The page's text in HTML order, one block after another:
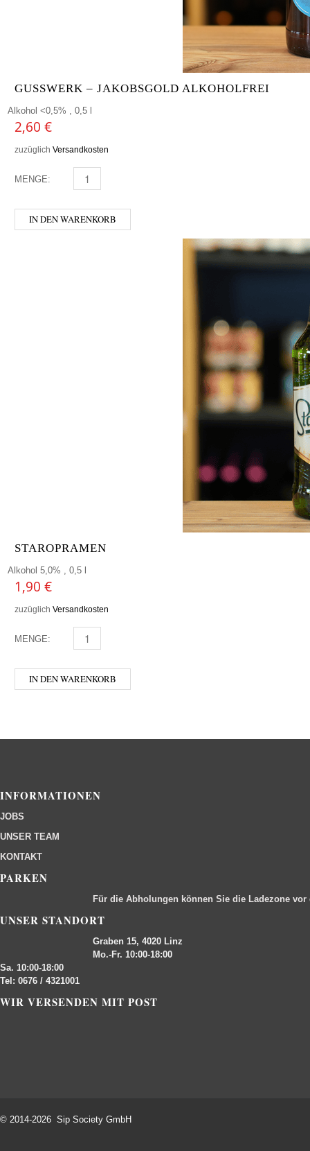
GUSSWERK – JAKOBSGOLD ALKOHOLFREI
Alkohol <0,5% , 0,5 l
2,60 €
zuzüglich Versandkosten
MENGE: GUSSWERK - JAKOBSGOLD ALKOHOLFREI MENGE
IN DEN WARENKORB
STAROPRAMEN
Alkohol 5,0% , 0,5 l
1,90 €
zuzüglich Versandkosten
MENGE: STAROPRAMEN MENGE
IN DEN WARENKORB
INFORMATIONEN
JOBS
UNSER TEAM
KONTAKT
PARKEN
Für die Abholungen können Sie die Ladezone
UNSER STANDORT
Graben 15, 4020 Linz
Mo.-Fr. 10:00-18:00
Sa. 10:00-18:00
Tel: 0676 / 4321001
WIR VERSENDEN MIT POST
© 2014-2026 Sip Society GmbH